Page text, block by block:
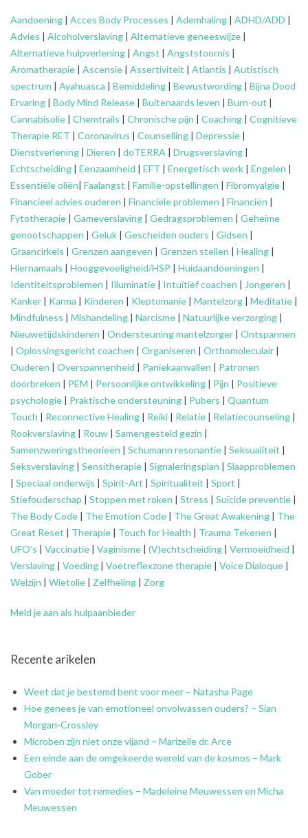
Aandoening | Acces Body Processes | Ademhaling | ADHD/ADD |
Advies | Alcoholverslaving | Alternatieve geneeswijze |
Alternatieve hulpverlening | Angst | Angststoornis |
Aromatherapie | Ascensie | Assertiviteit | Atlantis | Autistisch
spectrum | Ayahuasca | Bemiddeling | Bewustwording | Bijna Dood
Ervaring | Body Mind Release | Buitenaards leven | Burn-out |
Cannabisolie | Chemtrails | Chronische pijn | Coaching | Cognitieve
Therapie RET | Coronavirus | Counselling | Depressie |
Dienstverlening | Dieren | doTERRA | Drugsverslaving |
Echtscheiding | Eenzaamheid | EFT | Energetisch werk | Engelen |
Essentiële oliën| Faalangst | Familie-opstellingen | Fibromyalgie |
Financieel advies ouderen | Financiële problemen | Financiën |
Fytotherapie | Gameverslaving | Gedragsproblemen | Geheime
genootschappen | Geluk | Gescheiden ouders | Gidsen |
Graancirkels | Grenzen aangeven | Grenzen stellen | Healing |
Hiernamaals | Hooggevoeligheid/HSP | Huidaandoeningen |
Identiteitsproblemen | Illuminatie | Intuïtief coachen | Jongeren |
Kanker | Karma | Kinderen | Kleptomanie | Mantelzorg | Meditatie |
Mindfulness | Mishandeling | Narcisme | Natuurlijke verzorging |
Nieuwetijdskinderen | Ondersteuningmantelzorger | Ontspannen
| Oplossingsgericht coachen | Organiseren | Orthomoleculair |
Ouderen | Overspannenheid | Paniekaanvallen | Patronen
doorbreken | PEM | Persoonlijke ontwikkeling | Pijn | Positieve
psychologie | Praktische ondersteuning | Pubers | Quantum
Touch | Reconnective Healing | Reiki | Relatie | Relatiecounseling |
Rookverslaving | Rouw | Samengesteld gezin |
Samenzweringstheorieën | Schumann resonantie | Seksualiteit |
Seksverslaving | Sensitherapie | Signaleringsplan | Slaapproblemen
| Speciaal onderwijs | Spirit-Art | Spiritualiteit | Sport |
Stiefouderschap | Stoppen met roken | Stress | Suïcide preventie |
The Body Code | The Emotion Code | The Great Awakening | The
Great Reset | Therapie | Touch for Health | Trauma Tekenen |
UFO’s | Vaccinatie | Vaginisme | (V)echtscheiding | Vermoeidheid |
Verslaving | Voeding | Voetreflexzone therapie | Voice Dialoque |
Welzijn | Wietolie | Zelfheling | Zorg
Meld je aan als hulpaanbieder
Recente arikelen
Weet dat je bestemd bent voor meer – Natasha Page
Hoe genees je van emotioneel onvolwassen ouders? – Sian
Morgan-Crossley
Microben zijn niet onze vijand – Marizelle dr. Arce
Een einde aan de omgekeerde wereld van de kosmos – Mark
Gober
Van moeder tot remedies – Madeleine Meuwessen en Micha
Meuwessen